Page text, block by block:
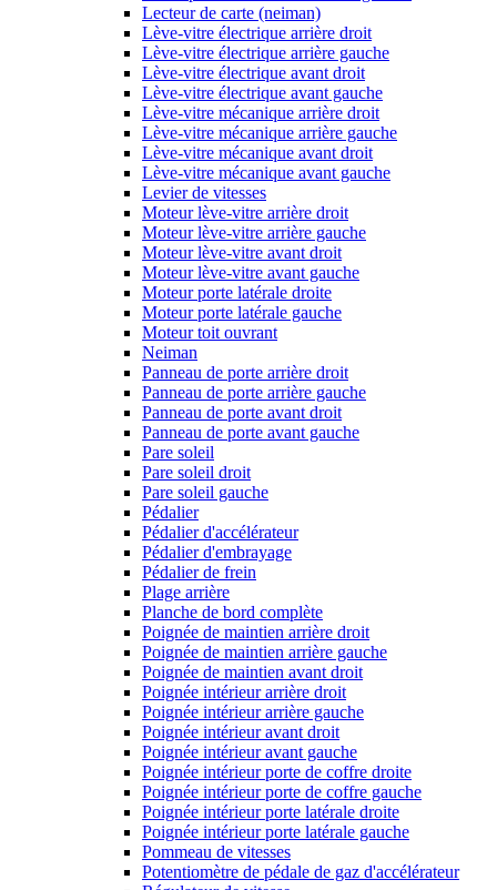
Lecteur de carte (neiman)
Lève-vitre électrique arrière droit
Lève-vitre électrique arrière gauche
Lève-vitre électrique avant droit
Lève-vitre électrique avant gauche
Lève-vitre mécanique arrière droit
Lève-vitre mécanique arrière gauche
Lève-vitre mécanique avant droit
Lève-vitre mécanique avant gauche
Levier de vitesses
Moteur lève-vitre arrière droit
Moteur lève-vitre arrière gauche
Moteur lève-vitre avant droit
Moteur lève-vitre avant gauche
Moteur porte latérale droite
Moteur porte latérale gauche
Moteur toit ouvrant
Neiman
Panneau de porte arrière droit
Panneau de porte arrière gauche
Panneau de porte avant droit
Panneau de porte avant gauche
Pare soleil
Pare soleil droit
Pare soleil gauche
Pédalier
Pédalier d'accélérateur
Pédalier d'embrayage
Pédalier de frein
Plage arrière
Planche de bord complète
Poignée de maintien arrière droit
Poignée de maintien arrière gauche
Poignée de maintien avant droit
Poignée intérieur arrière droit
Poignée intérieur arrière gauche
Poignée intérieur avant droit
Poignée intérieur avant gauche
Poignée intérieur porte de coffre droite
Poignée intérieur porte de coffre gauche
Poignée intérieur porte latérale droite
Poignée intérieur porte latérale gauche
Pommeau de vitesses
Potentiomètre de pédale de gaz d'accélérateur